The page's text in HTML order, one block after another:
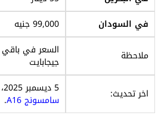
في السودان
99,000 جنيه
ملاحظة
جيجابايت
اخر تحديث:
5 ديسمبر 2025، شاهد الجيل الجديد
سامسونج A16 .